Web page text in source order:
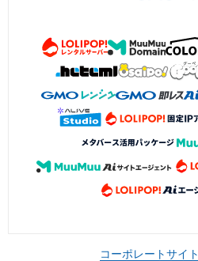
コーポレートサイト